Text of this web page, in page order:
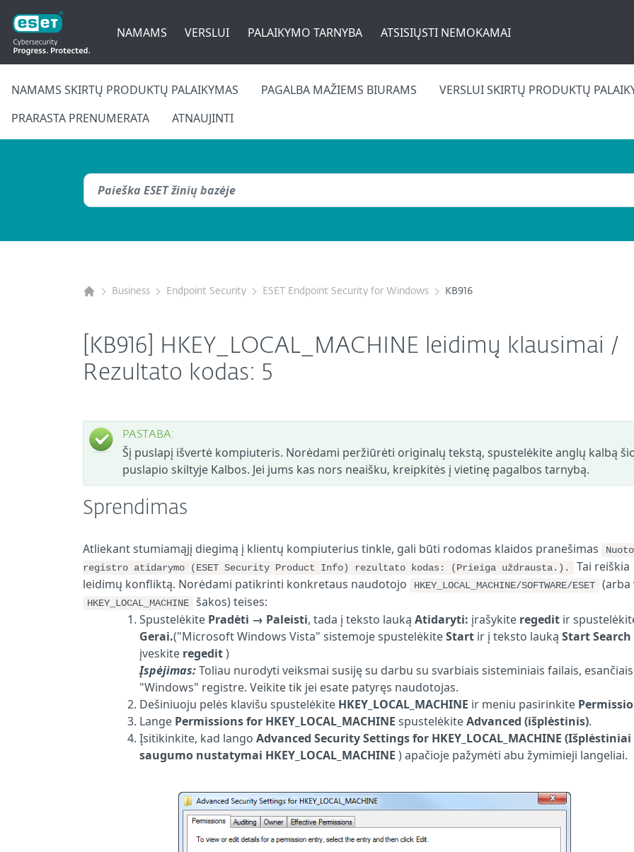
NAMAMS VERSLUI PALAIKYMO TARNYBA ATSISIŲSTI NEMOKAMAI
NAMAMS SKIRTŲ PRODUKTŲ PALAIKYMAS PAGALBA MAŽIEMS BIURAMS VERSLUI SKIRTŲ PRODUKTŲ
PRARASTA PRENUMERATA
ATNAUJINTI
Business Endpoint Security ESET Endpoint Security for Windows KB916
[KB916] HKEY_LOCAL_MACHINE leidimų klausimai /
Rezultato kodas: 5
PASTABA:
Šį puslapį išvertė kompiuteris. Norėdami peržiūrėti originalų tekstą, spustelėkite anglų kalbą
puslapio skiltyje Kalbos. Jei jums kas nors neaišku, kreipkitės į vietinę pagalbos tarnybą.
Sprendimas
Atliekant stumiamąjį diegimą į klientų kompiuterius tinkle, gali būti rodomas klaidos pranešimas
registro atidarymo (ESET Security Product Info) rezultato kodas: (Prieiga uždrausta.).
Tai reiškia
leidimų konfliktą. Norėdami patikrinti konkretaus naudotojo
HKEY_LOCAL_MACHINE/SOFTWARE/ESET (arba
HKEY_LOCAL_MACHINE
šakos) teises:
Spustelėkite Pradėti → Paleisti, tada į teksto lauką Atidaryti: įrašykite regedit ir
Gerai.("Microsoft Windows Vista" sistemoje spustelėkiteStart ir į teksto lauką Start Search
įveskite regedit)
Įspėjimas:Toliau nurodyti veiksmai susiję su darbu su svarbiais sisteminiais failais, esančiais
"Windows" registre. Veikite tik jei esate patyręs naudotojas.
Dešiniuoju pelės klavišu spustelėkite HKEY_LOCAL_MACHINE ir meniu pasirinkite
Lange Permissions for HKEY_LOCAL_MACHINE spustelėkiteAdvanced (išplėstinis).
Įsitikinkite, kad lango Advanced Security Settings for HKEY_LOCAL_MACHINE (Išplėstiniai
saugumo nustatymai HKEY_LOCAL_MACHINE ) apačioje pažymėti abu žymimieji langeliai.